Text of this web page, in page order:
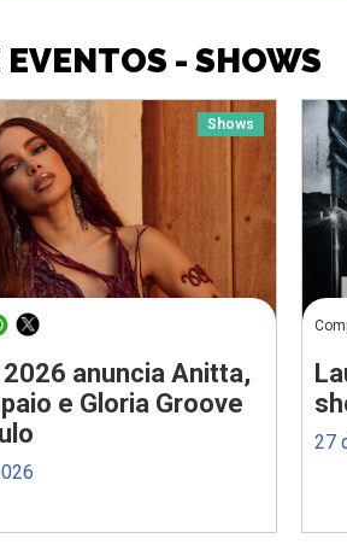
EVENTOS - SHOWS
Shows
anuncia Anitta,
e Gloria Groove
27